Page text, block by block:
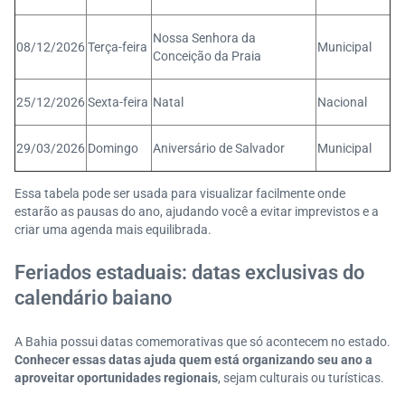
08/12/2026Terça-feira
Nossa Senhora da
Conceição da Praia
Municipal
25/12/2026Sexta-feira Natal Nacional
29/03/2026 Domingo Aniversário de Salvador Municipal
Essa tabela pode ser usada para visualizar facilmente onde
estarão as pausas do ano, ajudando você a evitar imprevistos e a
criar uma agenda mais equilibrada.
Feriados estaduais: datas exclusivas do
calendário baiano
A Bahia possui datas comemorativas que só acontecem no estado.
Conhecer essas datas ajuda quem está organizando seu ano a
aproveitar oportunidades regionais, sejam culturais ou turísticas.